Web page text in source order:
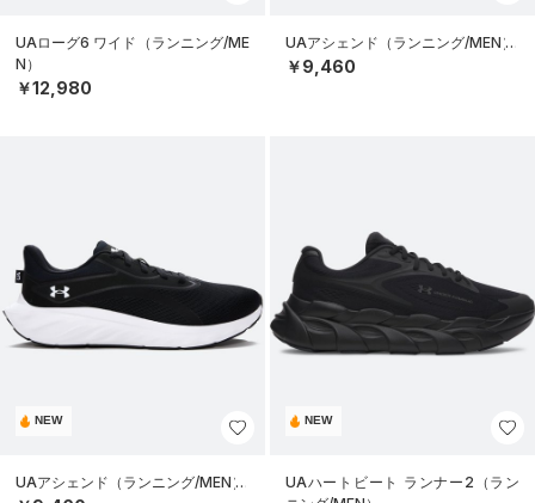
UAローグ6 ワイド（ランニング/ME
N）
￥12,980
UAアシェンド（ランニング/MEN）
￥9,460
NEW
UAアシェンド（ランニング/MEN）
NEW
UAハートビート ランナー2（ラン